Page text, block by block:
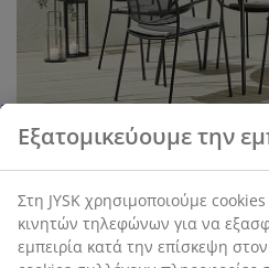
Εξατομικεύουμε την
Στη JYSK χρησιμοποιούμε
κινητών τηλεφώνων για να
εμπειρία κατά την επίσκεψη